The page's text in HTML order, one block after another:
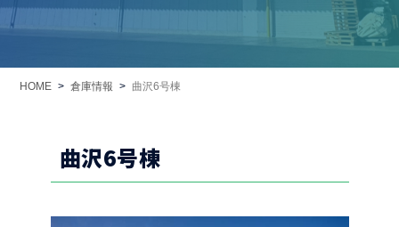
HOME > 倉庫情報 > 曲沢6号棟
曲沢6号棟